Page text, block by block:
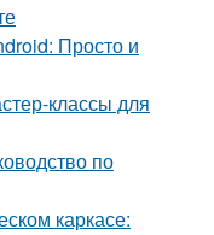
Просто и
классы для
по
каркасе: